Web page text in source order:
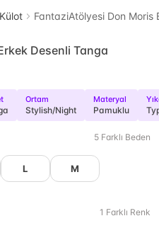
Külot FantaziAtölyesi Don Moris
Desenli Tanga
Ortam
Stylish/Night
Materyal
Pamuklu
5 Farklı Beden
L M
1 Farklı Renk